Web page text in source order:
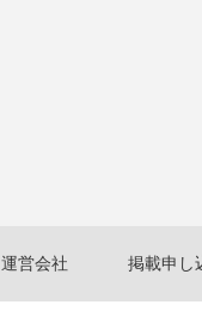
運営会社 掲載申し